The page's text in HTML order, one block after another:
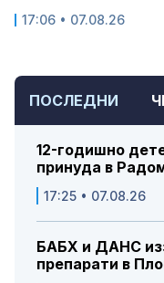
ПОСЛЕДНИ
12-годишно
принуда в
17:25 • 07.08.26
БАБХ и ДАНС
препарати в
17:06 • 07.08.26